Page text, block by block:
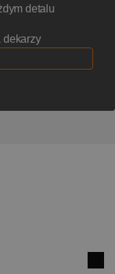
detalu
dekarzy